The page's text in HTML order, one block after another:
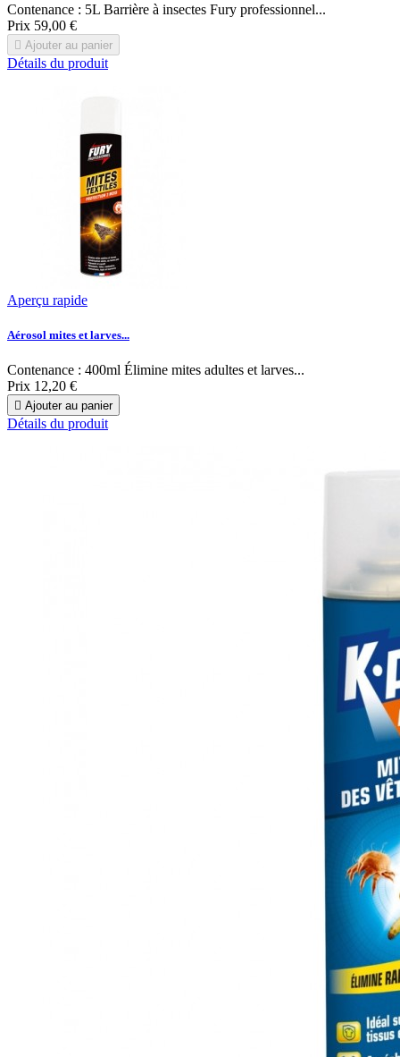
Contenance : 5L Barrière à insectes Fury professionnel...
Prix 59,00 €
 Ajouter au panier
Détails du produit
Aperçu rapide
Aérosol mites et larves...
Contenance : 400ml Élimine mites adultes et larves...
Prix 12,20 €
 Ajouter au panier
Détails du produit